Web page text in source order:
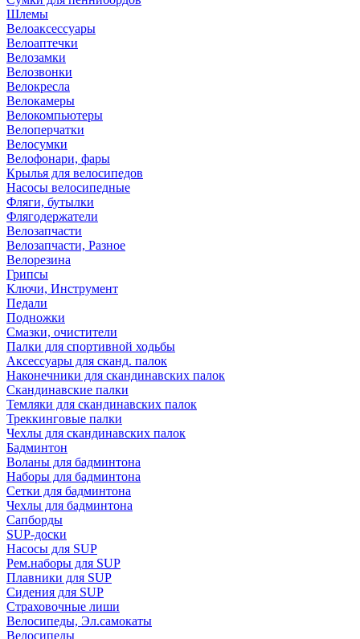
Шлемы
Велоаксессуары
Велоаптечки
Велозамки
Велозвонки
Велокресла
Велокамеры
Велокомпьютеры
Велоперчатки
Велосумки
Велофонари, фары
Крылья для велосипедов
Насосы велосипедные
Фляги, бутылки
Флягодержатели
Велозапчасти
Велозапчасти, Разное
Велорезина
Грипсы
Ключи, Инструмент
Педали
Подножки
Смазки, очистители
Палки для спортивной ходьбы
Аксессуары для сканд. палок
Наконечники для скандинавских палок
Скандинавские палки
Темляки для скандинавских палок
Треккинговые палки
Чехлы для скандинавских палок
Бадминтон
Воланы для бадминтона
Наборы для бадминтона
Сетки для бадминтона
Чехлы для бадминтона
Сапборды
SUP-доски
Насосы для SUP
Рем.наборы для SUP
Плавники для SUP
Сидения для SUP
Страховочные лиши
Велосипеды, Эл.самокаты
Велосипеды